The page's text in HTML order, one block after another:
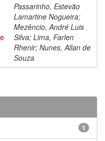
Passarinho, Estevão
Lamartine Nogueira;
Mezêncio, André Luis
Silva; Lima, Farlen
Rhenir; Nunes, Allan de
Souza
1